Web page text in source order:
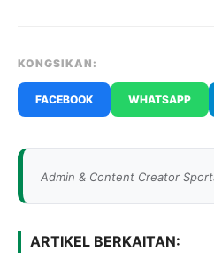
KONGSIKAN:
FACEBOOK WHATSAPP
Admin & Content Creator
ARTIKEL BERKAITAN: